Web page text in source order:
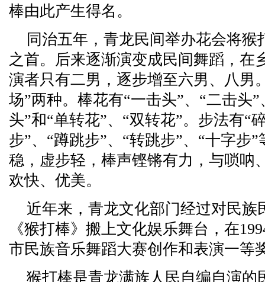
棒由此产生得名。
同治五年，青龙民间举办花会将
之首。后来逐渐演变成民间舞蹈，在
演者只有二男，逐步增至六男、八男
场”两种。棒花有“一击头”、“二击头
头”和“单转花”、“双转花”。步法有“
步”、“蹲跳步”、“转跳步”、“十字步
稳，虚步轻，棒声铿锵有力，与唢呐
欢快、优美。
近年来，青龙文化部门经过对民族
《猴打棒》搬上文化娱乐舞台，在
市民族音乐舞蹈大赛创作和表演一等
猴打棒是青龙满族人民自编自演的